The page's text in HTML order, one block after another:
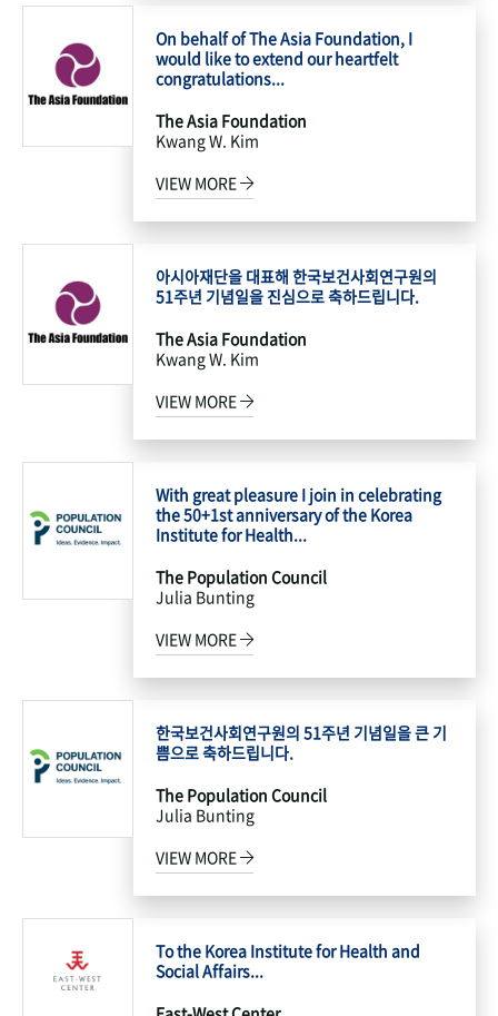
On behalf of The Asia Foundation, I
would like to extend our heartfelt
congratulations...
The Asia Foundation
Kwang W. Kim
VIEW MORE
아시아재단을 대표해 한국보건사회연구원의
51주년 기념일을 진심으로 축하드립니다.
The Asia Foundation
Kwang W. Kim
VIEW MORE
With great pleasure I join in celebrating
the 50+1st anniversary of the Korea
Institute for Health...
The Population Council
Julia Bunting
VIEW MORE
한국보건사회연구원의 51주년 기념일을 큰 기
쁨으로 축하드립니다.
The Population Council
Julia Bunting
VIEW MORE
To the Korea Institute for Health and
Social Affairs...